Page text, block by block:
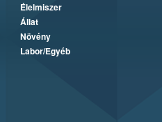
Élelmiszer
Állat
Növény
Labor/Egyéb